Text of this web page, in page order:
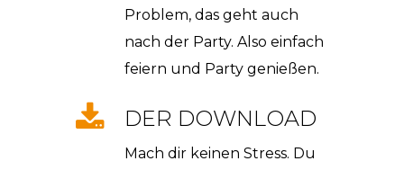
Problem, das geht auch
nach der Party. Also einfach
feiern und Party genießen.
DER DOWNLOAD
Mach dir keinen Stress. Du